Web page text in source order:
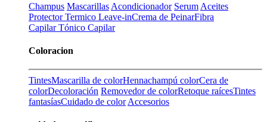
Champus Mascarillas Acondicionador Serum Aceites
Protector Termico Leave-inCrema de PeinarFibra
CapilarTónico Capilar
Coloracion
TintesMascarilla de colorHennachampú colorCera de
colorDecoloración Removedor de colorRetoque raícesTintes
fantasíasCuidado de color Accesorios